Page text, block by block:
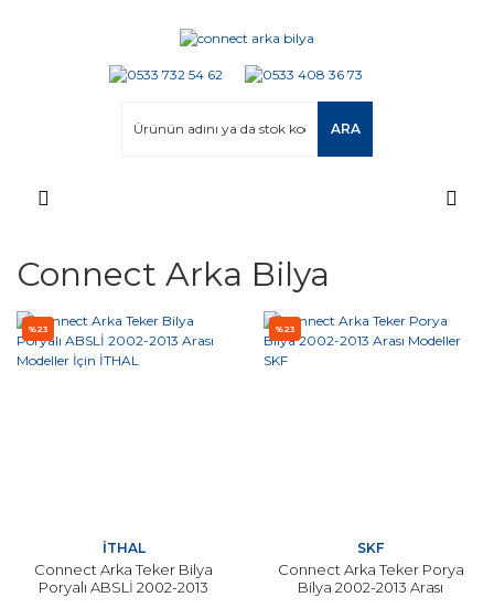
ARA
Connect Arka Bilya
%23
İTHAL
Connect Arka Teker Bilya
Poryalı ABSLİ 2002-2013
%23
SKF
Connect Arka Teker Porya
Bilya 2002-2013 Arası